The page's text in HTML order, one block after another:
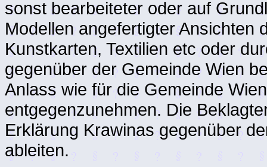
sonst bearbeiteter oder auf
Modellen angefertigter Ansichten
Kunstkarten, Textilien etc oder
gegenüber der Gemeinde Wien
Anlass wie für die Gemeinde
entgegenzunehmen. Die
Erklärung Krawinas gegenüber
ableiten.